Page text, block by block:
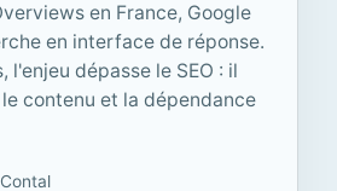
en France, Google
en interface de réponse.
l'enjeu dépasse le SEO : il
contenu et la dépendance